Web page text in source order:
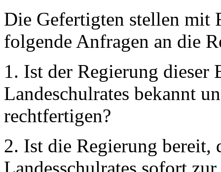
Die Gefertigten stellen mit
folgende Anfragen an die
1. Ist der Regierung dieser
Landeschulrates bekannt
rechtfertigen?
2. Ist die Regierung bereit,
Landesschulrates sofort